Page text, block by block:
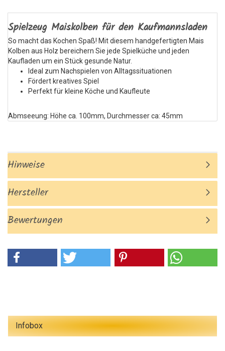
Spielzeug Maiskolben für den Kaufmannsladen
So macht das Kochen Spaß! Mit diesem handgefertigten Mais
Kolben aus Holz bereichern Sie jede Spielküche und jeden
Kaufladen um ein Stück gesunde Natur.
Ideal zum Nachspielen von Alltagssituationen
Fördert kreatives Spiel
Perfekt für kleine Köche und Kaufleute
Abmseeung: Höhe ca. 100mm, Durchmesser ca: 45mm
Hinweise
Hersteller
Bewertungen
Infobox